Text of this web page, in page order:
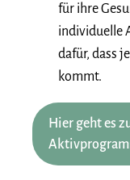
für ihre
individuelle
dafür, dass
kommt.
Hier geht es